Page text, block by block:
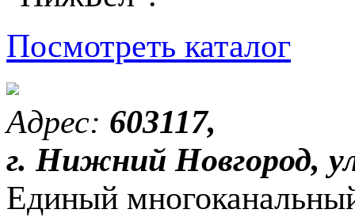
Посмотреть каталог
Адрес: 603117,
г. Нижний Новгород,
Единый